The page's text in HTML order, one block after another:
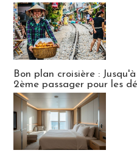
Bon plan croisière :
2ème passager pour les